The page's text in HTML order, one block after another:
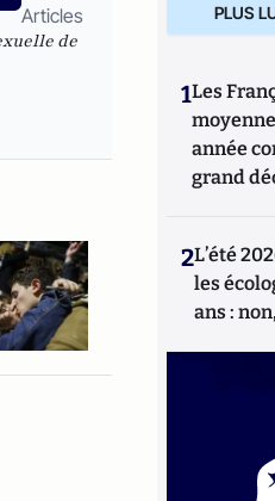
Articles
de
PLUS
1Les
année
grand
2L’été
les
ans :